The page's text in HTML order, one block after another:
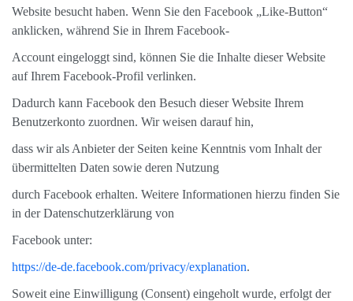
Website besucht haben. Wenn Sie den Facebook „Like-Button“
anklicken, während Sie in Ihrem Facebook-
Account eingeloggt sind, können Sie die Inhalte dieser Website
auf Ihrem Facebook-Profil verlinken.
Dadurch kann Facebook den Besuch dieser Website Ihrem
Benutzerkonto zuordnen. Wir weisen darauf hin,
dass wir als Anbieter der Seiten keine Kenntnis vom Inhalt der
übermittelten Daten sowie deren Nutzung
durch Facebook erhalten. Weitere Informationen hierzu finden Sie
in der Datenschutzerklärung von
Facebook unter:
https://de-de.facebook.com/privacy/explanation.
Soweit eine Einwilligung (Consent) eingeholt wurde, erfolgt der